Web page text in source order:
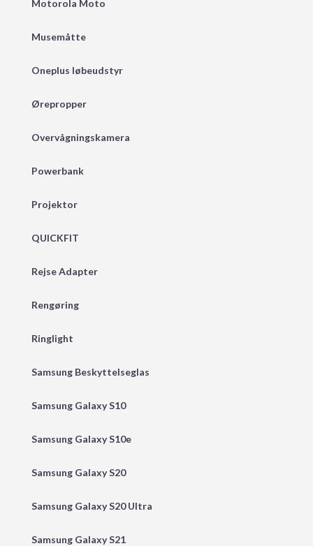
Motorola Moto
Musemåtte
Oneplus løbeudstyr
Ørepropper
Overvågningskamera
Powerbank
Projektor
QUICKFIT
Rejse Adapter
Rengøring
Ringlight
Samsung Beskyttelseglas
Samsung Galaxy S10
Samsung Galaxy S10e
Samsung Galaxy S20
Samsung Galaxy S20 Ultra
Samsung Galaxy S21